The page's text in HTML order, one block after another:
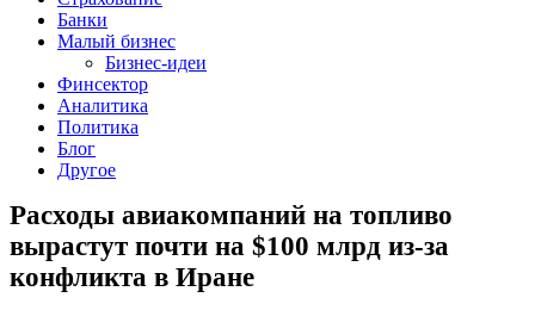
Банки
Малый бизнес
Бизнес-идеи
Финсектор
Аналитика
Политика
Блог
Другое
Расходы авиакомпаний на топливо
вырастут почти на $100 млрд из-за
конфликта в Иране